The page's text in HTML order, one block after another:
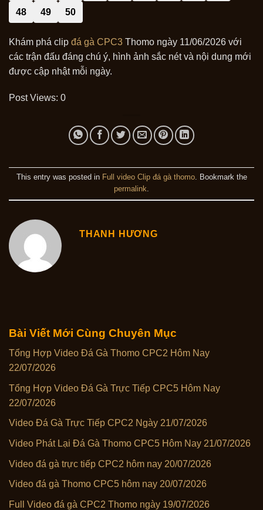
Bài Viết Mới Cùng Chuyên Mục
Tổng Hợp Video Đá Gà Thomo CPC2 Hôm Nay
22/07/2026
Tổng Hợp Video Đá Gà Trực Tiếp CPC5 Hôm Nay
22/07/2026
Video Đá Gà Trực Tiếp CPC2 Ngày 21/07/2026
Video Phát Lại Đá Gà Thomo CPC5 Hôm Nay 21/07/2026
Video đá gà trực tiếp CPC2 hôm nay 20/07/2026
Video đá gà Thomo CPC5 hôm nay 20/07/2026
Full Video đá gà CPC2 Thomo ngày 19/07/2026
48 49 50
Khám phá clip đá gà CPC3 Thomo ngày 11/06/2026 với
các trận đấu đáng chú ý, hình ảnh sắc nét và nội dung mới
được cập nhật mỗi ngày.
Post Views: 0
This entry was posted in Full video Clip đá gà thomo. Bookmark the
permalink
THANH HƯƠNG